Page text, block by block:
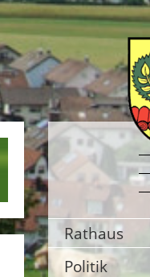
Rathaus
Politik